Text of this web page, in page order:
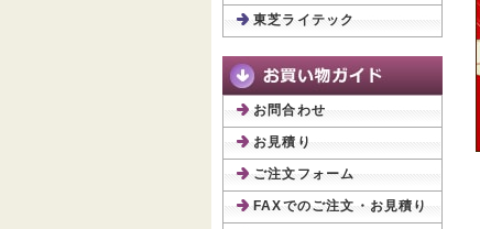
東芝ライテック
お問合わせ
お見積り
ご注文フォーム
FAXでのご注文・お見積り